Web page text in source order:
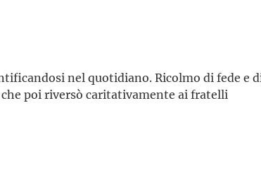
nel quotidiano. Ricolmo di fede e
poi riversò caritativamente ai fratelli